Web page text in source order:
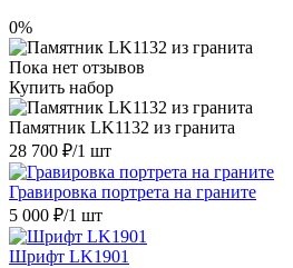
0%
Пока нет отзывов
Купить набор
Памятник LK1132 из гранита
28 700 ₽/1 шт
Гравировка портрета на граните
5 000 ₽/1 шт
Шрифт LK1901